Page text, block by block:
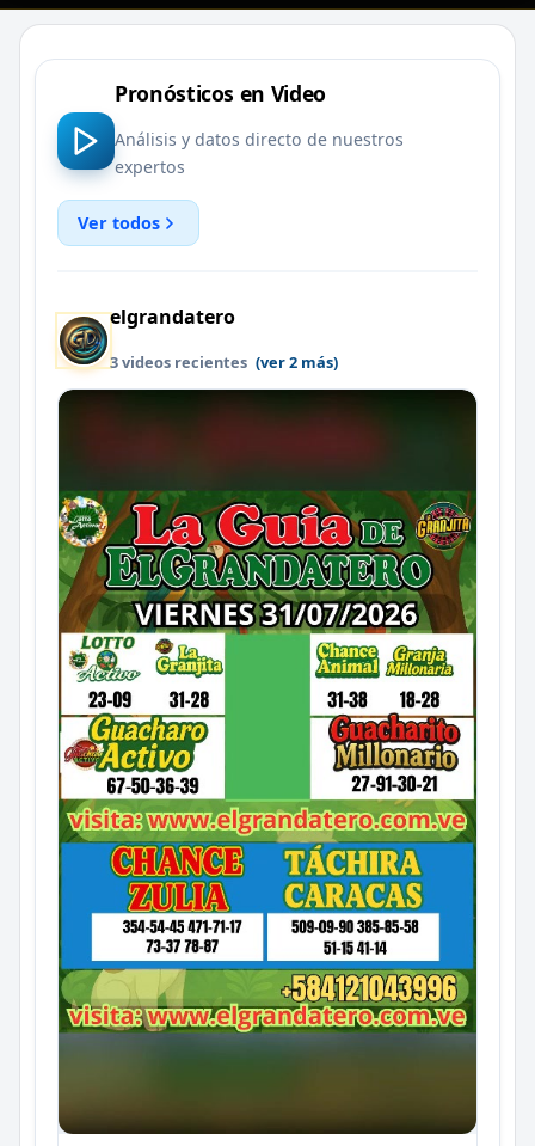
Pronósticos en Video
Análisis y datos directo de nuestros
expertos
Ver todos
elgrandatero
3 videos recientes (ver 2 más)